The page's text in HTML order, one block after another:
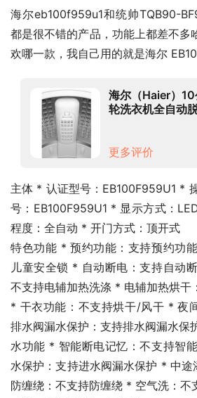
海尔eb100f959u1和统帅TQB90-
都是很不错的产品，功能上都差不多
欢哪一款，我自己用的就是海尔
海尔（Haier）
轮洗衣机全自动
更多评价
主体 * 认证型号：EB100F959U1 *
号：EB100F959U1 * 显示方式：
程度：全自动 * 开门方式：顶开式
特色功能 * 预约功能：支持预约功
儿童安全锁 * 自动断电：支持自动
不支持电辅加热洗涤 * 电辅加热烘干
* 干衣功能：不支持烘干/风干 * 夜
排水阀漏水保护：支持排水阀漏水保
水功能 * 智能断电记忆：不支持智
水保护：支持进水阀漏水保护 * 中
防缠绕：不支持防缠绕 * 空气洗：不